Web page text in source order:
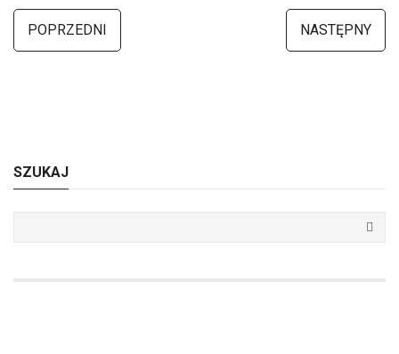
POPRZEDNI NASTĘPNY
SZUKAJ